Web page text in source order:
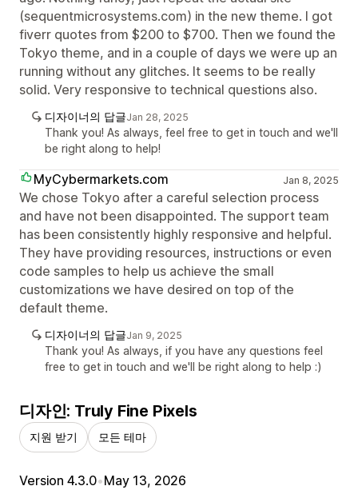
(sequentmicrosystems.com) in the new theme. I got
fiverr quotes from $200 to $700. Then we found the
Tokyo theme, and in a couple of days we were up an
running without any glitches. It seems to be really
solid. Very responsive to technical questions also.
디자이너의 답글Jan 28, 2025
Thank you! As always, feel free to get in touch and we'll
be right along to help!
MyCybermarkets.com Jan 8, 2025
We chose Tokyo after a careful selection process
and have not been disappointed. The support team
has been consistently highly responsive and helpful.
They have providing resources, instructions or even
code samples to help us achieve the small
customizations we have desired on top of the
default theme.
디자이너의 답글Jan 9, 2025
Thank you! As always, if you have any questions feel
free to get in touch and we'll be right along to help :)
디자인: Truly Fine Pixels
지원 받기 모든 테마
Version 4.3.0•May 13, 2026